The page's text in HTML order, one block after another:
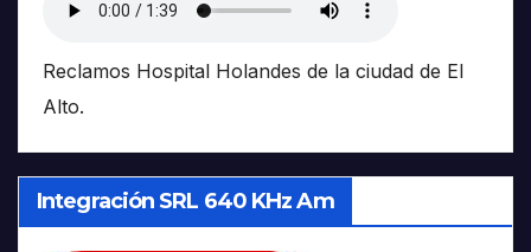
Reclamos Hospital Holandes de la ciudad de El
Alto.
Integración SRL 640 KHz Am